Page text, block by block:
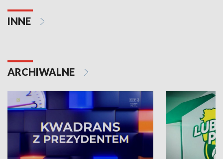
INNE
ARCHIWALNE